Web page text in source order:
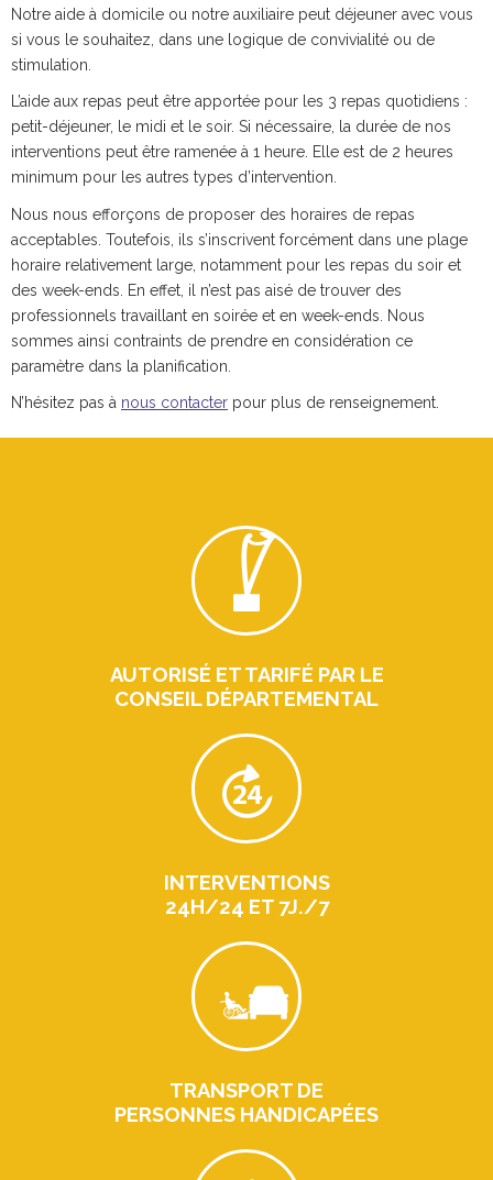
Notre aide à domicile ou notre auxiliaire peut déjeuner avec vous
si vous le souhaitez, dans une logique de convivialité ou de
stimulation.
L’aide aux repas peut être apportée pour les 3 repas quotidiens :
petit-déjeuner, le midi et le soir. Si nécessaire, la durée de nos
interventions peut être ramenée à 1 heure. Elle est de 2 heures
minimum pour les autres types d’intervention.
Nous nous efforçons de proposer des horaires de repas
acceptables. Toutefois, ils s’inscrivent forcément dans une plage
horaire relativement large, notamment pour les repas du soir et
des week-ends. En effet, il n’est pas aisé de trouver des
professionnels travaillant en soirée et en week-ends. Nous
sommes ainsi contraints de prendre en considération ce
paramètre dans la planification.
N’hésitez pas à nous contacter pour plus de renseignement.
AUTORISÉ ET TARIFÉ PAR LE
CONSEIL DÉPARTEMENTAL
INTERVENTIONS
24H/24 ET 7J./7
TRANSPORT DE
PERSONNES HANDICAPÉES